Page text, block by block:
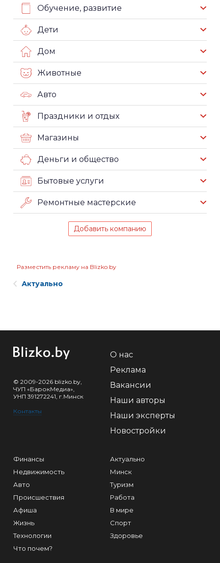
Обучение, развитие
Дети
Дом
Животные
Авто
Праздники и отдых
Магазины
Деньги и общество
Бытовые услуги
Ремонтные мастерские
Добавить компанию
Разместить рекламу на Blizko.by
Актуально
© 2009-2026 blizko.by,
ЧУП «БарокМедиа»,
УНП 391272241, г.Минск
Контакты
О нас
Реклама
Вакансии
Наши авторы
Наши эксперты
Новостройки
Финансы
Недвижимость
Авто
Происшествия
Афиша
Жизнь
Технологии
Что почем?
Актуально
Минск
Туризм
Работа
В мире
Спорт
Здоровье